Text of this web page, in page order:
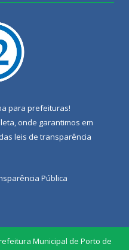
para prefeituras!
onde garantimos em
leis de transparência
Pública
Municipal de Porto de